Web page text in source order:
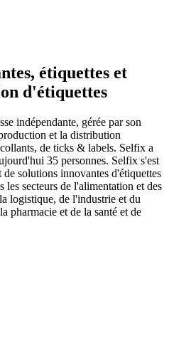
étiquettes et
d'étiquettes
indépendante, gérée par son
et la distribution
de ticks & labels. Selfix a
35 personnes. Selfix s'est
solutions innovantes d'étiquettes
les secteurs de l'alimentation et des
logistique, de l'industrie et du
pharmacie et de la santé et de